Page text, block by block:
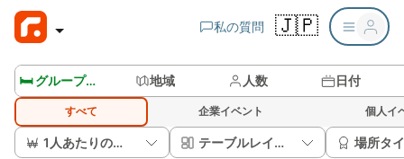
私の質問 🇯🇵
🛏️ グループルームを見る 地域 人数 日付
すべて 企業イベント 個人イ
1人あたりの価格 テーブルレイアウト 場所タ